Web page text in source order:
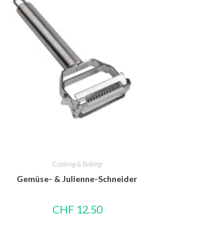
Cooking & Baking
Gemüse- & Julienne-Schneider
CHF 12.50